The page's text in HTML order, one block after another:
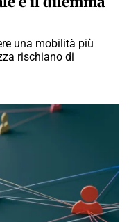
una mobilità più
rischiano di